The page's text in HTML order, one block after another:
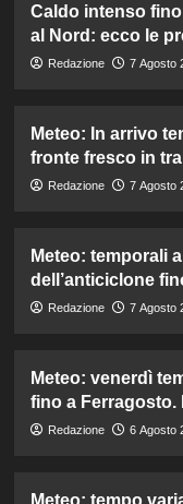
Caldo intenso
al Nord: ecco le
Redazione 7 Agosto
Meteo: In arrivo
fronte fresco in
Redazione 7 Agosto
Meteo: temporali
dell’anticiclone
Redazione 7 Agosto
Meteo: venerdì
fino a Ferragosto.
Redazione 6 Agosto
Meteo: tempo